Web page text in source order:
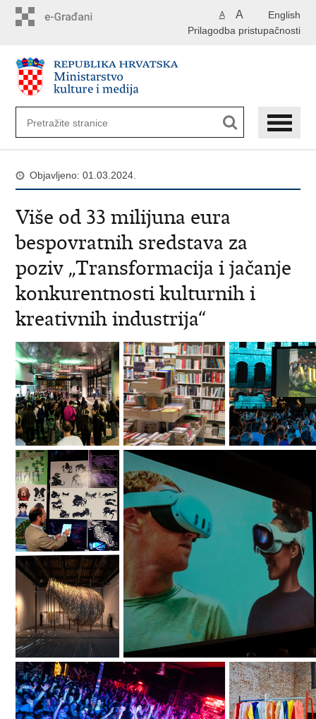
English
A A
Prilagodba pristupačnosti
Objavljeno: 01.03.2024.
Više od 33 milijuna eura
bespovratnih sredstava za
poziv „Transformacija i jačanje
konkurentnosti kulturnih i
kreativnih industrija“